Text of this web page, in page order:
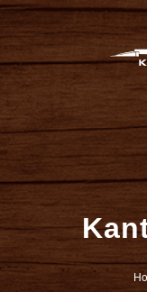
İçeriğe
atla
Kantar